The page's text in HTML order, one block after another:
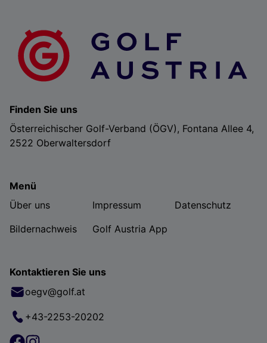
Finden Sie uns
Österreichischer Golf-Verband (ÖGV), Fontana Allee 4,
2522 Oberwaltersdorf
Menü
Über uns
Impressum
Datenschutz
Bildernachweis
Golf Austria App
Kontaktieren Sie uns
oegv@golf.at
+43-2253-20202